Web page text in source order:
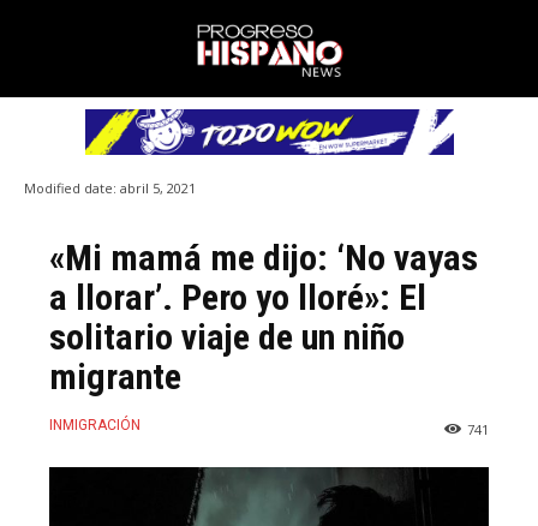
Modified date: abril 5, 2021
«Mi mamá me dijo: ‘No vayas
a llorar’. Pero yo lloré»: El
solitario viaje de un niño
migrante
INMIGRACIÓN 741